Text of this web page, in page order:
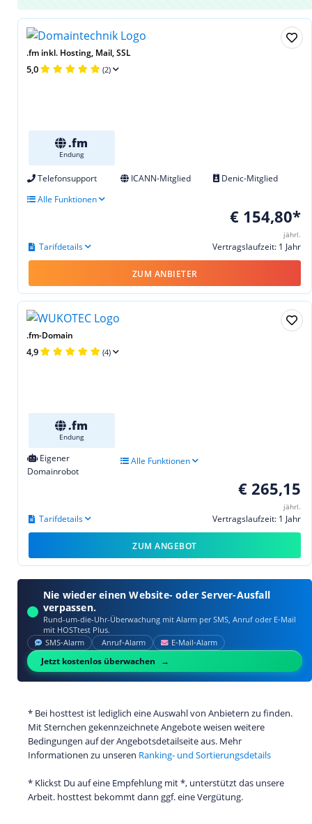
.fm inkl. Hosting, Mail, SSL
5,0 (2)
.fm
Endung
Telefonsupport ICANN-Mitglied
Denic-Mitglied
Alle Funktionen
€ 154,80*
jährl.
Vertragslaufzeit: 1 Jahr
Tarifdetails
ZUM ANBIETER
.fm-Domain
4,9 (4)
.fm
Endung
Eigener
Domainrobot
Alle Funktionen
€ 265,15
jährl.
Vertragslaufzeit: 1 Jahr
Tarifdetails
ZUM ANGEBOT
Nie wieder einen Website- oder Server-Ausfall
verpassen.
Rund-um-die-Uhr-Überwachung mit Alarm per SMS, Anruf oder E‑Mail
mit HOSTtest Plus.
SMS‑Alarm Anruf‑Alarm E‑Mail‑Alarm
Jetzt kostenlos überwachen
* Bei hosttest ist lediglich eine Auswahl von Anbietern zu finden.
Mit Sternchen gekennzeichnete Angebote weisen weitere
Bedingungen auf der Angebotsdetailseite aus. Mehr
Informationen zu unseren Ranking- und Sortierungsdetails
* Klickst Du auf eine Empfehlung mit *, unterstützt das unsere
Arbeit. hosttest bekommt dann ggf. eine Vergütung.